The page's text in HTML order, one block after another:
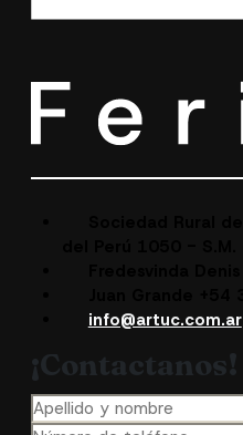
info@artuc.com.ar
¡Contactanos!